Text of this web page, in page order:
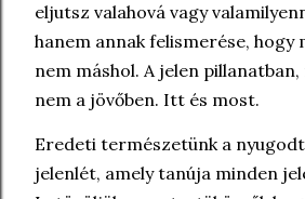
eljutsz valahová vagy
hanem annak felismerése, hogy
nem máshol. A jelen
nem a jövőben. Itt és most.
Eredeti természetünk a
jelenlét, amely tanúja minden